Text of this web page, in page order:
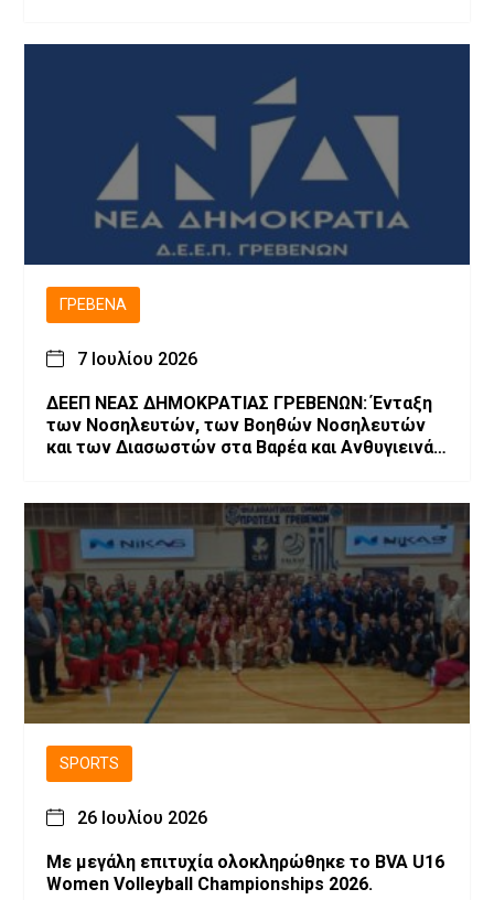
ΓΡΕΒΕΝΆ
7 Ιουλίου 2026
ΔΕΕΠ ΝΕΑΣ ΔΗΜΟΚΡΑΤΙΑΣ ΓΡΕΒΕΝΩΝ: Ένταξη
των Νοσηλευτών, των Βοηθών Νοσηλευτών
και των Διασωστών στα Βαρέα και Ανθυγιεινά
SPORTS
26 Ιουλίου 2026
Με μεγάλη επιτυχία ολοκληρώθηκε το BVA U16
Women Volleyball Championships 2026.